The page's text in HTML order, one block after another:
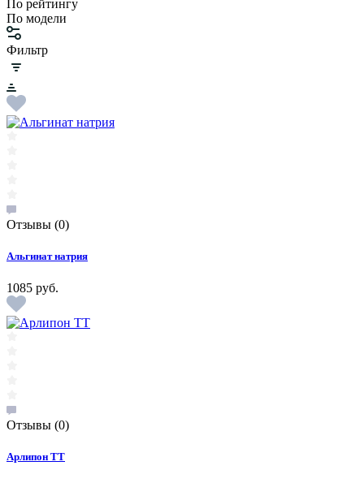
По рейтингу
По модели
Фильтр
Отзывы (0)
Альгинат натрия
1085 руб.
Отзывы (0)
Арлипон ТТ